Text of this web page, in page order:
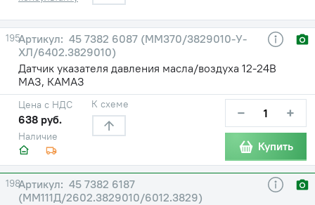
195
45 7382 6087 (ММ370/3829010-У-
ХЛ/6402.3829010)
Датчик указателя давления масла/воздуха 12-24В
МАЗ, КАМАЗ
Наличие
Цена с НДС
638 руб.
К схеме − +
Купить
198
45 7382 6187
(ММ111Д/2602.3829010/6012.3829)